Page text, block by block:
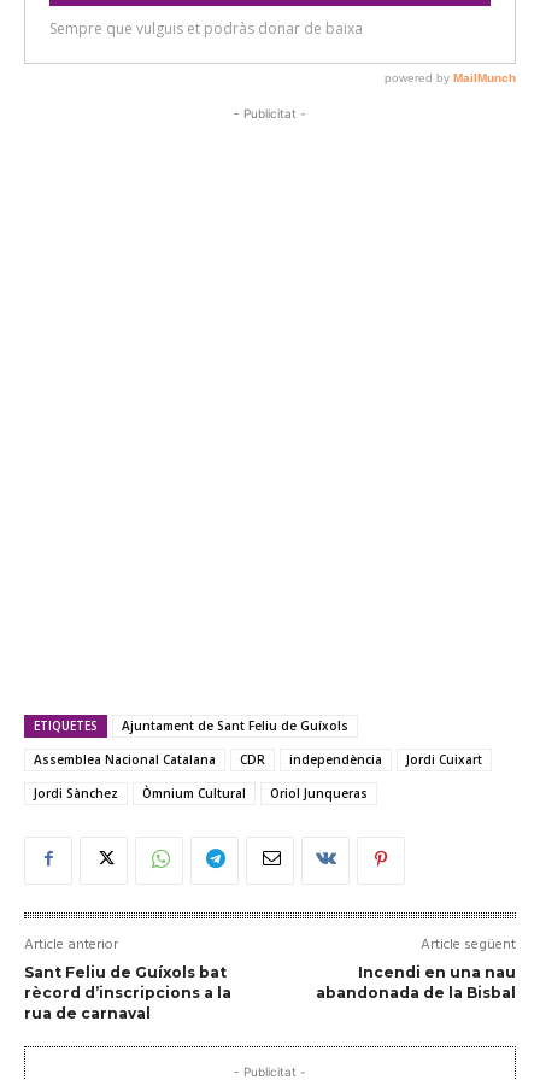
- Publicitat -
ETIQUETES
Ajuntament de Sant Feliu de Guíxols
Assemblea Nacional Catalana
CDR independència
Jordi Cuixart
Jordi Sànchez
Òmnium Cultural Oriol Junqueras
Article anterior
Sant Feliu de Guíxols bat
rècord d’inscripcions a la
rua de carnaval
Article següent
Incendi en una nau
abandonada de la Bisbal
- Publicitat -